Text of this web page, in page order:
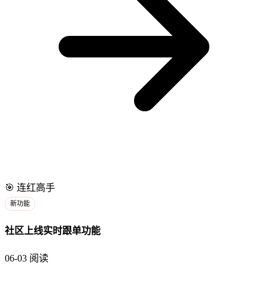
🎯 连红高手
新功能
社区上线实时跟单功能
06-03 阅读